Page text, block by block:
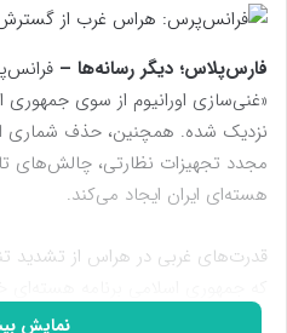
فارس‌پلاس؛ دیگر رسانه‌ها –
«غنی‌سازی اورانیوم از سوی
نزدیک شده. همچنین، حذف شماری
مجدد تجهیزات نظارتی، چالش‌های
هسته‌ای ایران ایجاد می‌کند.
قدرت‌های غربی در هراس از تشدید
سخت‌گیری ندارند.
نمایش